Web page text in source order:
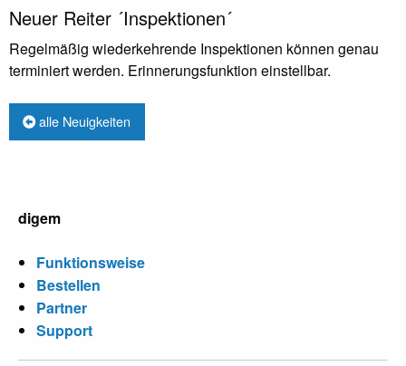
Neuer Reiter ´Inspektionen´
Regelmäßig wiederkehrende Inspektionen können genau
terminiert werden. Erinnerungsfunktion einstellbar.
alle Neuigkeiten
digem
Funktionsweise
Bestellen
Partner
Support